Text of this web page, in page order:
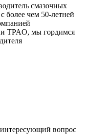
смазочных
более чем 50-летней
TPAO, мы гордимся
вопрос